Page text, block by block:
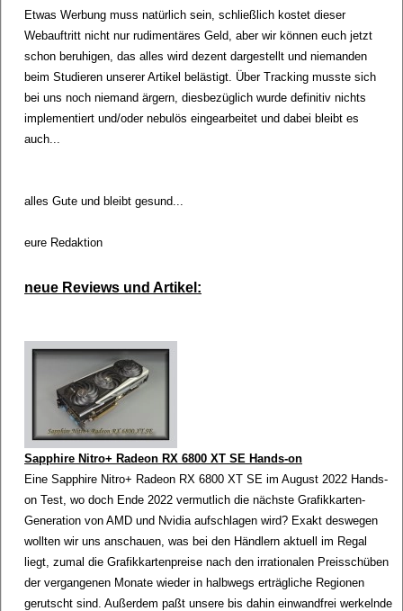
Etwas Werbung muss natürlich sein, schließlich kostet dieser
Webauftritt nicht nur rudimentäres Geld, aber wir können euch jetzt
schon beruhigen, das alles wird dezent dargestellt und niemanden
beim Studieren unserer Artikel belästigt. Über Tracking musste sich
bei uns noch niemand ärgern, diesbezüglich wurde definitiv nichts
implementiert und/oder nebulös eingearbeitet und dabei bleibt es
auch...
alles Gute und bleibt gesund...
eure Redaktion
neue Reviews und Artikel:
Sapphire Nitro+ Radeon RX 6800 XT SE Hands-on
Eine Sapphire Nitro+ Radeon RX 6800 XT SE im August 2022 Hands-
on Test, wo doch Ende 2022 vermutlich die nächste Grafikkarten-
Generation von AMD und Nvidia aufschlagen wird? Exakt deswegen
wollten wir uns anschauen, was bei den Händlern aktuell im Regal
liegt, zumal die Grafikkartenpreise nach den irrationalen Preisschüben
der vergangenen Monate wieder in halbwegs erträgliche Regionen
gerutscht sind. Außerdem paßt unsere bis dahin einwandfrei werkelnde